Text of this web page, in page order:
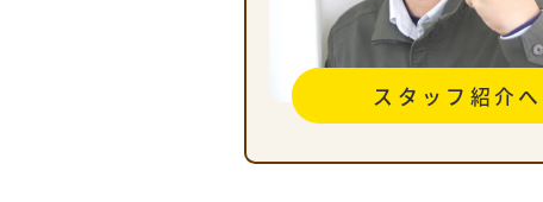
スタッフ紹介へ